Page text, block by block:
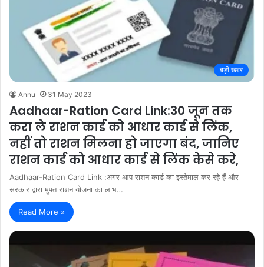
बड़ी खबर
Annu 31 May 2023
Aadhaar-Ration Card Link:30 जून तक
करा ले राशन कार्ड को आधार कार्ड से लिंक,
नहीं तो राशन मिलना हो जाएगा बंद, जानिए
राशन कार्ड को आधार कार्ड से लिंक केसे करे,
Aadhaar-Ration Card Link :अगर आप राशन कार्ड का इस्तेमाल कर रहे हैं और
सरकार द्वारा मुफ्त राशन योजना का लाभ…
Read More »